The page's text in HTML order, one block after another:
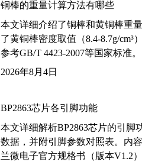
铜棒的重量计算方法有哪些
本文详细介绍了铜棒和黄铜棒重
了黄铜棒密度取值（8.4-8.7g/
参考GB/T 4423-2007等国家标准。
2026年8月4日
BP2863芯片各引脚功能
本文详细解析BP2863芯片的引
数据，并附引脚参数对照表。内
兰微电子官方规格书（版本V1.2）